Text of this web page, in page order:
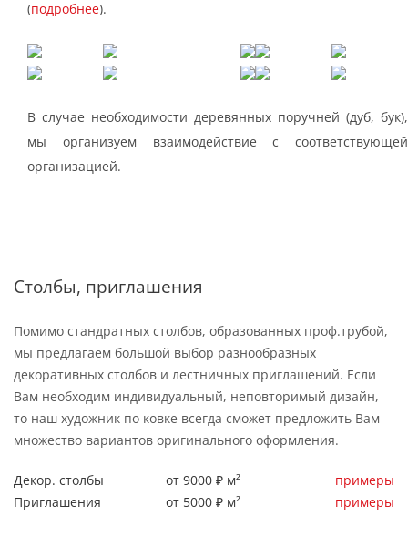
(подробнее).
В случае необходимости деревянных поручней (дуб, бук),
мы организуем взаимодействие с соответствующей
организацией.
Столбы, приглашения
Помимо стандратных столбов, образованных проф.трубой,
мы предлагаем большой выбор разнообразных
декоративных столбов и лестничных приглашений. Если
Вам необходим индивидуальный, неповторимый дизайн,
то наш художник по ковке всегда сможет предложить Вам
множество вариантов оригинального оформления.
Декор. столбы от 9000 ₽ м²
примеры
Приглашения
от 5000 ₽ м² примеры